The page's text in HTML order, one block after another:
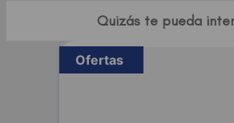
Quizás te pueda
Ofertas